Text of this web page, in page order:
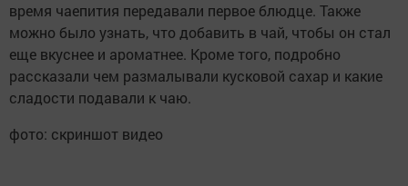
время чаепития передавали первое блюдце. Также
можно было узнать, что добавить в чай, чтобы он стал
еще вкуснее и ароматнее. Кроме того, подробно
рассказали чем размалывали кусковой сахар и какие
сладости подавали к чаю.
фото: скриншот видео